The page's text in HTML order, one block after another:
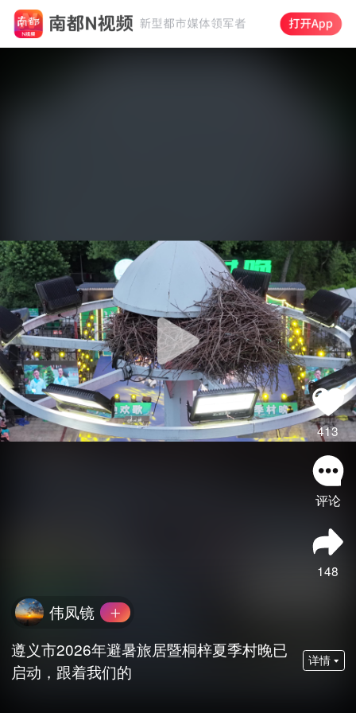
413
评论
148
伟凤镜
遵义市2026年避暑旅居暨桐梓夏季村晚已
启动，跟着我们的
详情